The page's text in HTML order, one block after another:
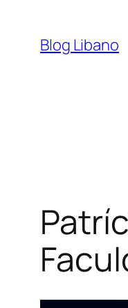
Blog Libano